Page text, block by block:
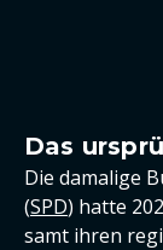
Das
Die damalige
(SPD) hatte
samt ihren